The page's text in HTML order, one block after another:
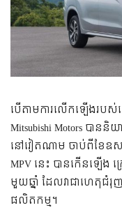
បើ​តាម​ការ​​លើក​ឡើង​របស់​
Mitsubishi Motors បាន​
នៅ​វៀតណាម ចាប់​ពី​ខែ​ឧស
MPV នេះ បាន​កើន​ឡើង​
មួយ​ឆ្នាំ ដែល​វា​ជា​ហេតុ​ជំ
ផលិតកម្ម។